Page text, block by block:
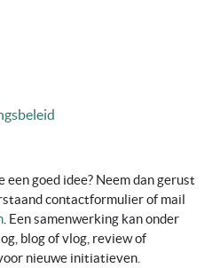
goed idee? Neem dan gerust
contactformulier of mail
. Een samenwerking kan onder
blog of vlog, review of
nieuwe initiatieven.